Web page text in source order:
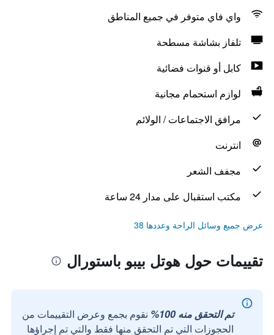
واي فاي متوفر في جميع المناطق
تلفاز بشاشة مسطحة
كابل أو قنوات فضائية
لوازم استحمام مجانية
مرافق الاجتماعات / الولائم
انترنت
مجفف الشعر
مكتب استقبال على مدار 24 ساعة
عرض جميع وسائل الراحة وعددها 38
تقييمات حول هوتل بيبو باستورال
تم التحقق منه 100%
نقوم بجمع وعرض التقييمات من
الحجوزات التي تم التحقق منها فقط والتي تم إجراؤها